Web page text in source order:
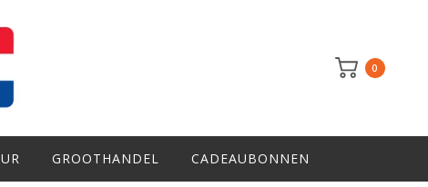
0
GROOTHANDEL CADEAUBONNEN